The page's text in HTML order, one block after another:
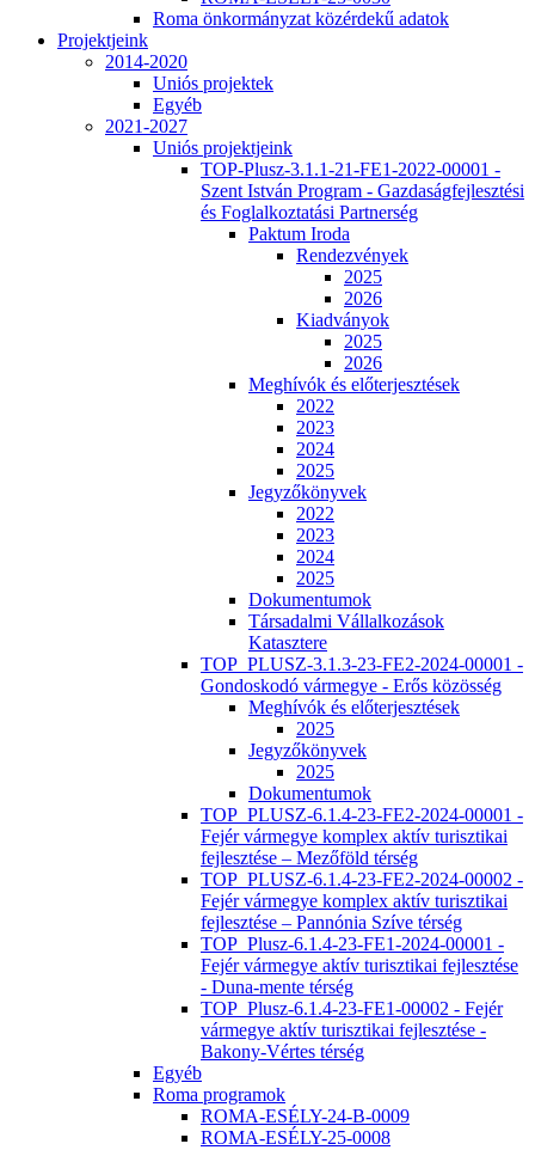
Roma önkormányzat közérdekű adatok
Projektjeink
2014-2020
Uniós projektek
Egyéb
2021-2027
Uniós projektjeink
TOP-Plusz-3.1.1-21-FE1-2022-00001 -
Szent István Program - Gazdaságfejlesztési
és Foglalkoztatási Partnerség
Paktum Iroda
Rendezvények
2025
2026
Kiadványok
2025
2026
Meghívók és előterjesztések
2022
2023
2024
2025
Jegyzőkönyvek
2022
2023
2024
2025
Dokumentumok
Társadalmi Vállalkozások
Katasztere
TOP_PLUSZ-3.1.3-23-FE2-2024-00001 -
Gondoskodó vármegye - Erős közösség
Meghívók és előterjesztések
2025
Jegyzőkönyvek
2025
Dokumentumok
TOP_PLUSZ-6.1.4-23-FE2-2024-00001 -
Fejér vármegye komplex aktív turisztikai
fejlesztése – Mezőföld térség
TOP_PLUSZ-6.1.4-23-FE2-2024-00002 -
Fejér vármegye komplex aktív turisztikai
fejlesztése – Pannónia Szíve térség
TOP_Plusz-6.1.4-23-FE1-2024-00001 -
Fejér vármegye aktív turisztikai fejlesztése
- Duna-mente térség
TOP_Plusz-6.1.4-23-FE1-00002 - Fejér
vármegye aktív turisztikai fejlesztése -
Bakony-Vértes térség
Egyéb
Roma programok
ROMA-ESÉLY-24-B-0009
ROMA-ESÉLY-25-0008